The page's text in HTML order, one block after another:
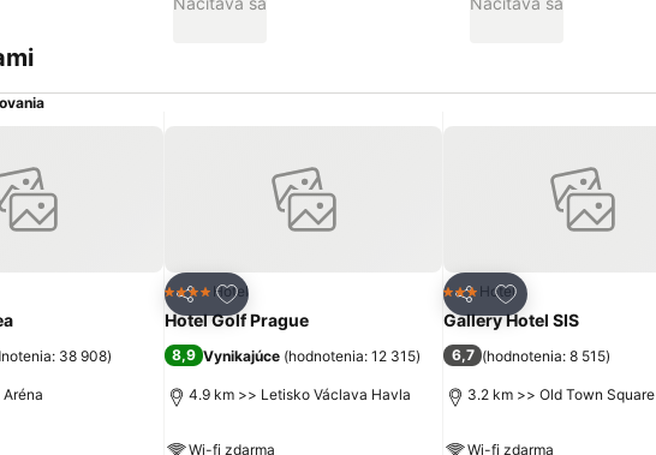
obľúbených
38 908)
Zdieľať
Pridať do obľúbených
4 Počet hviezdičiek
Hotel
Hotel Golf Prague
8,9 Vynikajúce (hodnotenia: 12 315)
4.9 km >> Letisko Václava Havla
Wi-fi zdarma
Zdieľať
Pridať do
3 Počet hviezdičiek
Hotel
Gallery Hotel SIS
6,7 (hodnotenia: 8 515)
3.2 km >> Old Town Square
Wi-fi zdarma